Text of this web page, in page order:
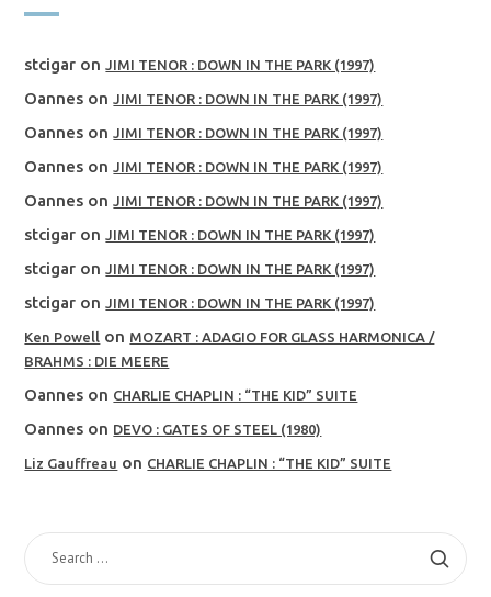
stcigar onJIMI TENOR : DOWN IN THE PARK (1997)
Oannes onJIMI TENOR : DOWN IN THE PARK (1997)
Oannes onJIMI TENOR : DOWN IN THE PARK (1997)
Oannes onJIMI TENOR : DOWN IN THE PARK (1997)
Oannes onJIMI TENOR : DOWN IN THE PARK (1997)
stcigar onJIMI TENOR : DOWN IN THE PARK (1997)
stcigar onJIMI TENOR : DOWN IN THE PARK (1997)
stcigar onJIMI TENOR : DOWN IN THE PARK (1997)
Ken Powell on MOZART : ADAGIO FOR GLASS HARMONICA /
BRAHMS : DIE MEERE
Oannes on CHARLIE CHAPLIN : “THE KID” SUITE
Oannes on DEVO : GATES OF STEEL (1980)
Liz Gauffreau on CHARLIE CHAPLIN : “THE KID” SUITE
SEARCH
FOR: